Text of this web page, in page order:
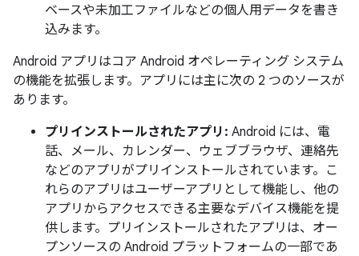
ベースや未加工ファイルなどの個人用データを書き
込みます。
Android アプリはコア Android オペレーティング システム
の機能を拡張します。アプリには主に次の 2 つのソースが
あります。
プリインストールされたアプリ: Android には、電
話、メール、カレンダー、ウェブブラウザ、連絡先
などのアプリがプリインストールされています。こ
れらのアプリはユーザーアプリとして機能し、他の
アプリからアクセスできる主要なデバイス機能を提
供します。プリインストールされたアプリは、オー
プンソースの Android プラットフォームの一部であ